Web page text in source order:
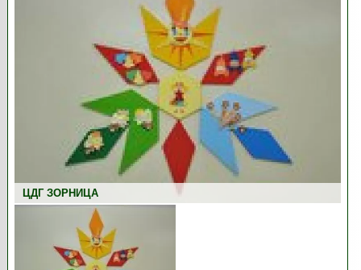
ЦДГ ЗОРНИЦА